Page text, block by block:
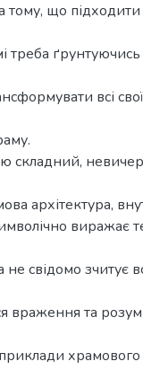
тому, що
треба
всі
складний,
архітектура,
виражає
свідомо зчитує
враження та
приклади